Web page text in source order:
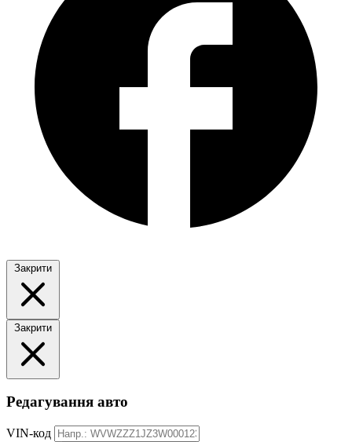
Закрити
Закрити
Редагування авто
VIN-код